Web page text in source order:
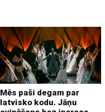
Mēs paši degam par
latvisko kodu. Jāņu